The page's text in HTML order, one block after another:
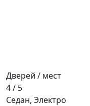
Дверей / мест
4 / 5
Седан, Электро